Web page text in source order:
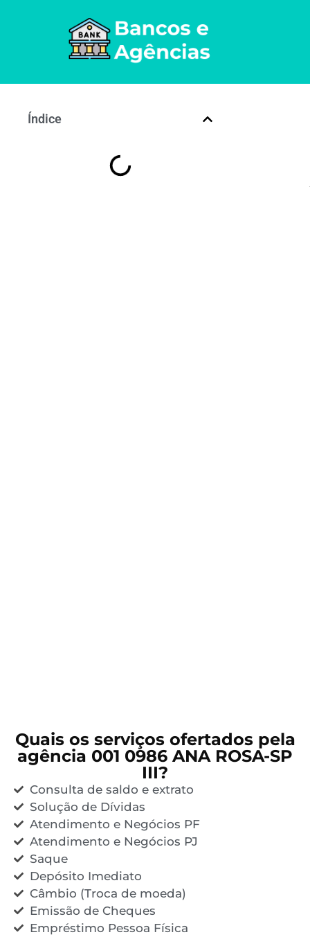
Índice
Quais os serviços ofertados pela
agência 001 0986 ANA ROSA-SP
III?
Consulta de saldo e extrato
Solução de Dívidas
Atendimento e Negócios PF
Atendimento e Negócios PJ
Saque
Depósito Imediato
Câmbio (Troca de moeda)
Emissão de Cheques
Empréstimo Pessoa Física